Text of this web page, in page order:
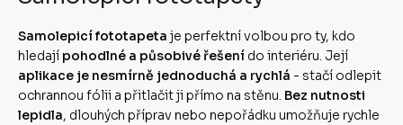
Samolepicí fototapeta je perfektní volbou pro ty, kdo
hledají pohodlné a působivé řešení do interiéru. Její
aplikace je nesmírně jednoduchá a rychlá - stačí odlepit
ochrannou fólii a přitlačit ji přímo na stěnu. Bez nutnosti
lepidla, dlouhých příprav nebo nepořádku umožňuje rychle